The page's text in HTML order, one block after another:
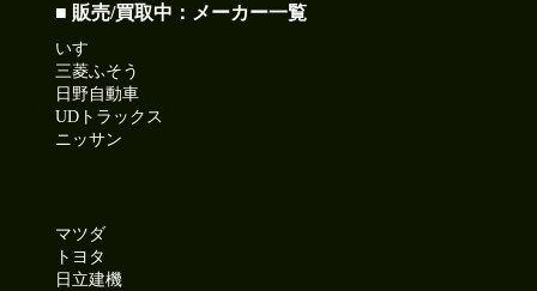
■ 販売/買取中：メーカー一覧
いすゞ
三菱ふそう
日野自動車
UDトラックス
ニッサン
マツダ
トヨタ
日立建機